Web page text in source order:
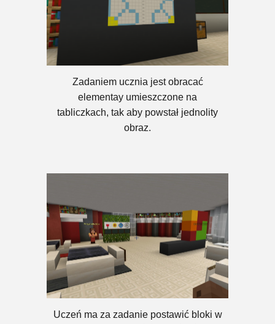
Zadaniem ucznia jest obracać
elementay umieszczone na
tabliczkach, tak aby powstał jednolity
obraz.
Uczeń ma za zadanie postawić bloki w